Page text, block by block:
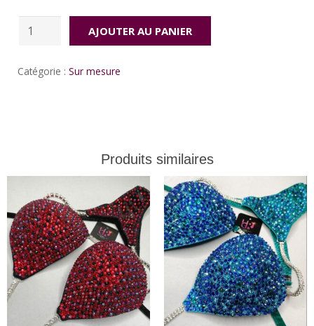
quantité
Paradice
AJOUTER AU PANIER
Catégorie : Sur mesure
Produits similaires